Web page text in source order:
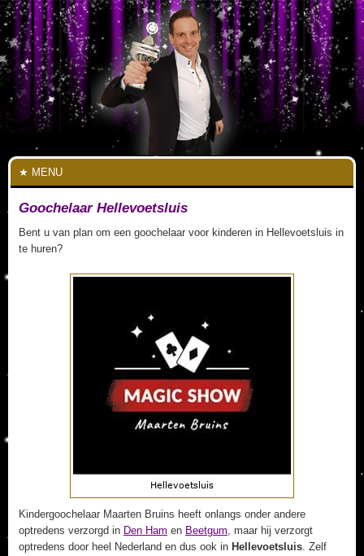
MENU
Goochelaar Hellevoetsluis
Bent u van plan om een goochelaar voor kinderen in Hellevoetsluis in
te huren?
Kindergoochelaar Maarten Bruins heeft onlangs onder andere
optredens verzorgd in Den Ham en Beetgum, maar hij verzorgt
optredens door heel Nederland en dus ook in Hellevoetsluis. Zelf